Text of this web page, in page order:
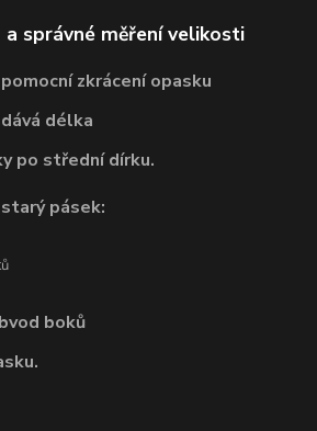
a správné měření velikosti
zkrácení opasku
délka
po střední dírku.
pásek:
boků